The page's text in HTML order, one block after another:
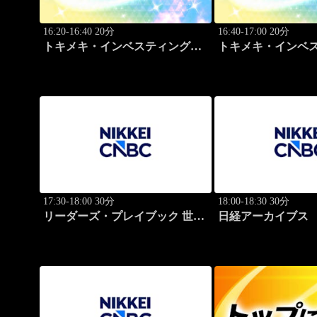
16:20-16:40 20分
トキメキ・インベスティング・
16:40-17:00 20分
トキメキ・インベ
17:30-18:00 30分
リーダーズ・プレイブック 世界
18:00-18:30 30分
日経アーカイブス